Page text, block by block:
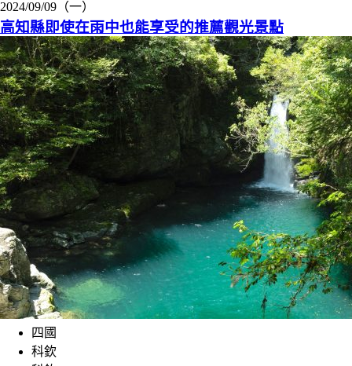
2024/09/09（一）
高知縣即使在雨中也能享受的推薦觀光景點
四國
科欽